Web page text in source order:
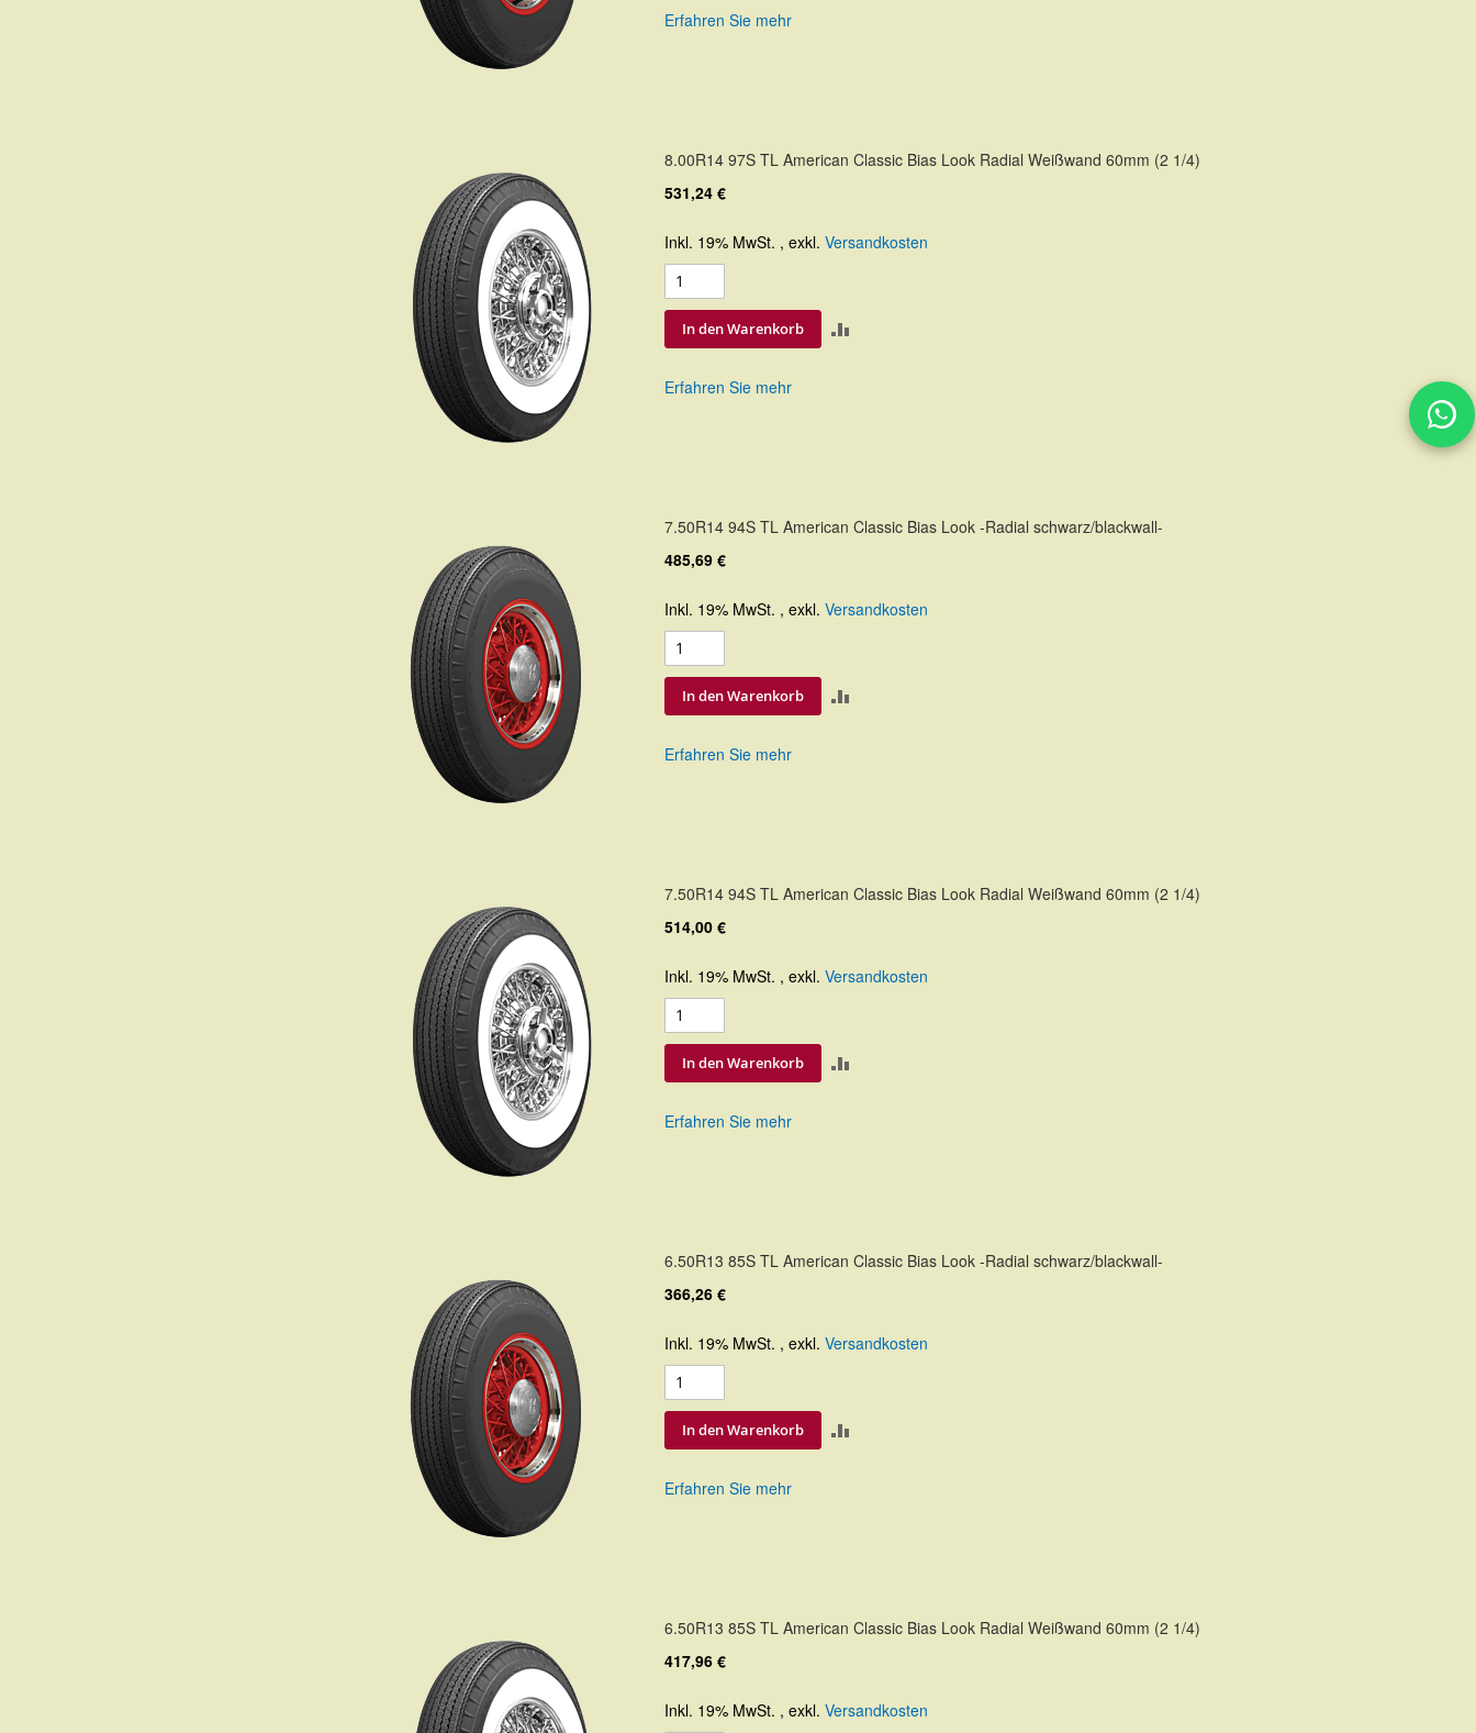
Erfahren Sie mehr
8.00R14 97S TL American Classic Bias Look Radial Weißwand 60mm (2 1/4)
531,24 €
Inkl. 19% MwSt. ,exkl.Versandkosten
In den Warenkorb
Erfahren Sie mehr
7.50R14 94S TL American Classic Bias Look -Radial schwarz/blackwall-
485,69 €
Inkl. 19% MwSt. ,exkl.Versandkosten
In den Warenkorb
Erfahren Sie mehr
7.50R14 94S TL American Classic Bias Look Radial Weißwand 60mm (2 1/4)
514,00 €
Inkl. 19% MwSt. ,exkl.Versandkosten
In den Warenkorb
Erfahren Sie mehr
6.50R13 85S TL American Classic Bias Look -Radial schwarz/blackwall-
366,26 €
Inkl. 19% MwSt. ,exkl.Versandkosten
In den Warenkorb
Erfahren Sie mehr
6.50R13 85S TL American Classic Bias Look Radial Weißwand 60mm (2 1/4)
417,96 €
Inkl. 19% MwSt. ,exkl.Versandkosten